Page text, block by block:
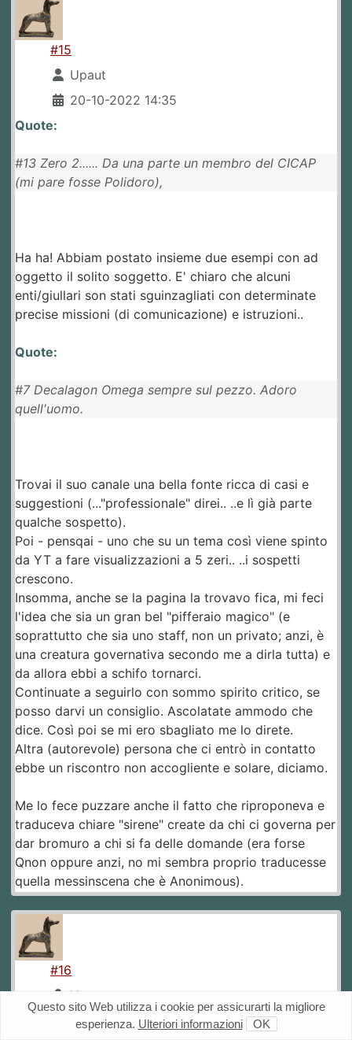
#15
Upaut
20-10-2022 14:35
Quote:
#13 Zero 2...... Da una parte un membro del CICAP
(mi pare fosse Polidoro),
Ha ha! Abbiam postato insieme due esempi con ad
oggetto il solito soggetto. E' chiaro che alcuni
enti/giullari son stati sguinzagliati con determinate
precise missioni (di comunicazione) e istruzioni..
Quote:
#7 Decalagon Omega sempre sul pezzo. Adoro
quell'uomo.
Trovai il suo canale una bella fonte ricca di casi e
suggestioni (..."professionale" direi.. ..e lì già parte
qualche sospetto).
Poi - pensqai - uno che su un tema così viene spinto
da YT a fare visualizzazioni a 5 zeri.. ..i sospetti
crescono.
Insomma, anche se la pagina la trovavo fica, mi feci
l'idea che sia un gran bel "pifferaio magico" (e
soprattutto che sia uno staff, non un privato; anzi, è
una creatura governativa secondo me a dirla tutta) e
da allora ebbi a schifo tornarci.
Continuate a seguirlo con sommo spirito critico, se
posso darvi un consiglio. Ascolatate ammodo che
dice. Così poi se mi ero sbagliato me lo direte.
Altra (autorevole) persona che ci entrò in contatto
ebbe un riscontro non accogliente e solare, diciamo.
Me lo fece puzzare anche il fatto che riproponeva e
traduceva chiare "sirene" create da chi ci governa per
dar bromuro a chi si fa delle domande (era forse
Qnon oppure anzi, no mi sembra proprio traducesse
quella messinscena che è Anonimous).
#16
Upaut
20-10-2022 14:40
Questo sito Web utilizza i cookie per assicurarti la migliore
esperienza. Ulteriori informazioni OK